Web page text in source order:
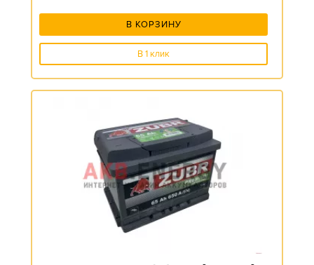
В КОРЗИНУ
В 1 клик